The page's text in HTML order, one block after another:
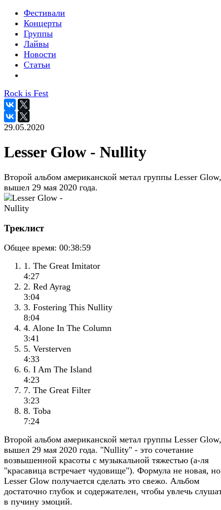
Фестивали
Концерты
Группы
Лайвы
Новости
Статьи
Rock is Fest
29.05.2020
Lesser Glow - Nullity
Второй альбом американской метал группы Lesser Glow,
вышел 29 мая 2020 года.
Треклист
Общее время: 00:38:59
1. The Great Imitator
4:27
2. Red Ayrag
3:04
3. Fostering This Nullity
8:04
4. Alone In The Column
3:41
5. Versterven
4:33
6. I Am The Island
4:23
7. The Great Filter
3:23
8. Toba
7:24
Второй альбом американской метал группы Lesser Glow,
вышел 29 мая 2020 года. "Nullity" - это сочетание
возвышенной красоты с музыкальной тяжестью (а-ля
"красавица встречает чудовище"). Формула не новая,
Lesser Glow получается сделать это свежо. Альбом
достаточно глубок и содержателен, чтобы увлечь
в пучину эмоций.